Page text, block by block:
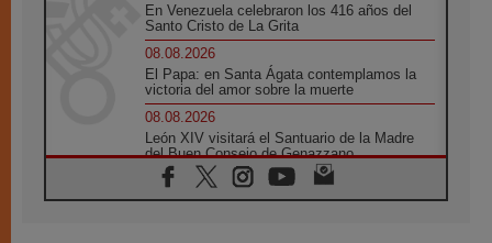
En Venezuela celebraron los 416 años del
Santo Cristo de La Grita
08.08.2026
El Papa: en Santa Ágata contemplamos la
victoria del amor sobre la muerte
08.08.2026
León XIV visitará el Santuario de la Madre
del Buen Consejo de Genazzano
07.08.2026
Filipinas: el Vicariato Apostólico de Calapán